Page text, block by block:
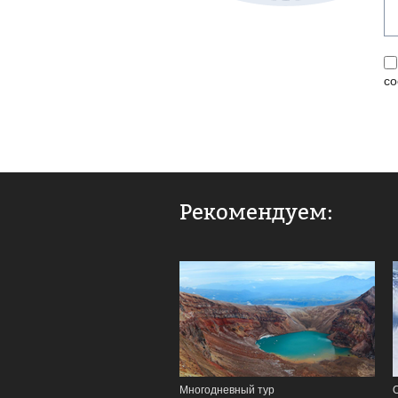
Рекомендуем:
Многодневный тур